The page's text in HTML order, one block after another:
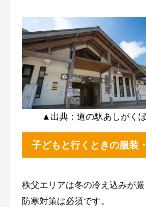
▲出典：道の駅あしがく
子どもと行くときの服装
秩父エリアは冬の冷え込みが厳
防寒対策は必須です。